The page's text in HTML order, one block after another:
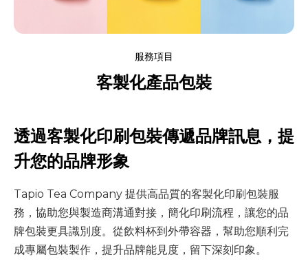
服務項目
客製化產品包裝
透過客製化印刷包裝傳遞品牌訊息，提
升您的品牌形象
Tapio Tea Company 提供高品質的客製化印刷包裝服
務，協助您與製造商溝通對接，簡化印刷流程，讓您的品
牌包裝更具識別度。從飲料杯到外帶容器，幫助您順利完
成專屬包裝製作，提升品牌能見度，留下深刻印象。